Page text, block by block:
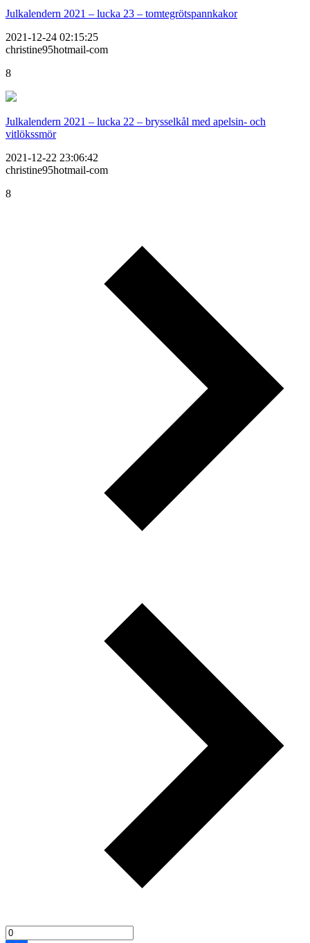
Julkalendern 2021 – lucka 23 – tomtegrötspannkakor
2021-12-24 02:15:25
christine95hotmail-com
8
Julkalendern 2021 – lucka 22 – brysselkål med apelsin- och
vitlökssmör
2021-12-22 23:06:42
christine95hotmail-com
8